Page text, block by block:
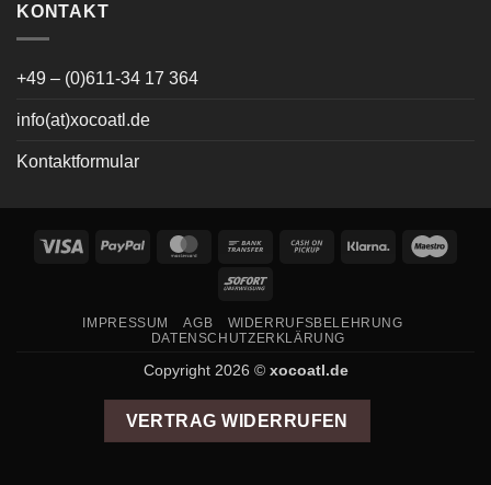
KONTAKT
+49 – (0)611-34 17 364
info(at)xocoatl.de
Kontaktformular
Visa PayPal MasterCardBank
Cash
Klarna
Sofort
IMPRESSUM AGB
WIDERRUFSBELEHRUNG
DATENSCHUTZERKLÄRUNG
Copyright 2026 © xocoatl.de
VERTRAG WIDERRUFEN